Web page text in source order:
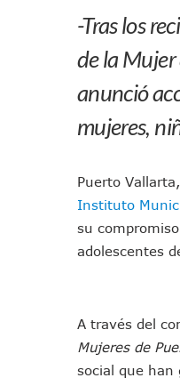
-Tras los
de la Mujer
anunció
mujeres,
Puerto
Instituto
su
adolescentes
A través del
Mujeres de
social que han